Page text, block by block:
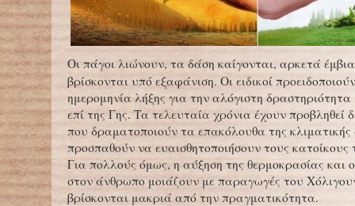
Οι πάγοι λιώνουν, τα δάση καίγονται, αρκετά
βρίσκονται υπό εξαφάνιση. Οι ειδικοί
ημερομηνία λήξης για την αλόγιστη
επί της Γης. Τα τελευταία χρόνια έχουν προβληθεί
που δραματοποιούν τα επακόλουθα της
προσπαθούν να ευαισθητοποιήσουν τους
Για πολλούς όμως, η αύξηση της θερμοκρασίας και
στον άνθρωπο μοιάζουν με παραγωγές του
βρίσκονται μακριά από την πραγματικότητα.